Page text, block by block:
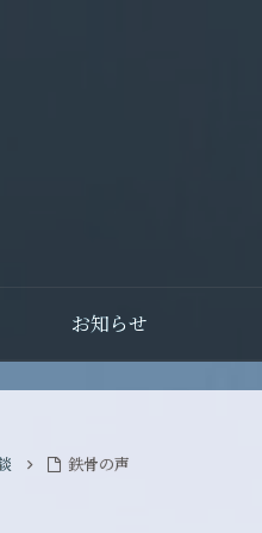
お知らせ
鉄骨の声